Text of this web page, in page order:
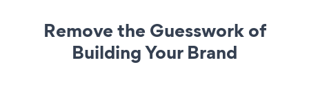
Remove the Guesswork of
Building Your Brand